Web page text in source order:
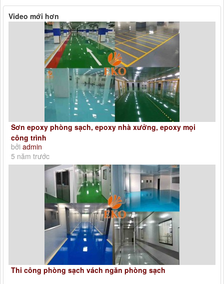
Video mới hơn
Sơn epoxy phòng sạch, epoxy nhà xưởng, epoxy mọi
công trình
bởi admin
5 năm trước
Thi công phòng sạch vách ngăn phòng sạch